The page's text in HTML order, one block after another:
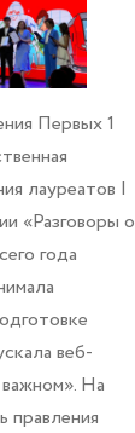
Первых 1
лауреатов I
«Разговоры о
года
веб-
На
правления